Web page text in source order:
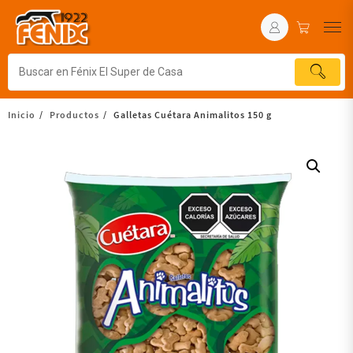
Inicio Productos Galletas Cuétara Animalitos 150 g